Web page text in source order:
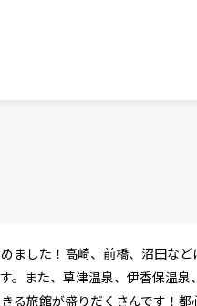
ました！高崎、前橋、沼田など
。また、草津温泉、伊香保温泉
る旅館が盛りだくさんです！都